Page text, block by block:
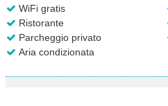
WiFi gratis
Ristorante
Parcheggio privato
Aria condizionata